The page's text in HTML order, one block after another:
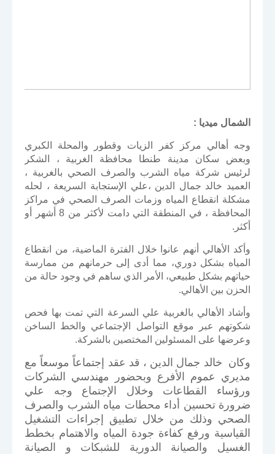
الشمال ميديا :
وجه أهالي مركز كفر الزيات وقطور والمحلة الكبري
وبعض سكان مدينة طنطا محافظة الغربية ، الشكر
لرئيس شركة مياه الشرب والصرف الصحي بالغربية ،
العميد خالد جمال الدين ،علي الإستجابة السريعة ، لحله
مشكلة انقطاع المياه وزمات الصرف الصحي في مراكز
المحافظة ، في المنطقة التي دامت لأكثر من 8 أشهر أو
أكثر.
وأكد الأهالي أنهم عانوا خلال الفترة الماضية، من انقطاع
المياه بشكل دوري، مما أدى إلى حرمانهم من ممارسة
حياتهم بشكل طبيعي، الأمر الذي ساهم في وجود حالة من
الحزن بين الأهالي.
وأشاد الأهالي بالغربية علي السرعة التي تمت بها فحص
شكوتهم عبر موقع التواصل الإجتماعي والخط الساخن
وعرضها على المسئولين المختصين بالشركة.
وكان خالد جمال الدين ، قد عقد إجتماعاً موسعاً مع
مديري عموم الأفرع وبحضور مهندسي الشركات
ورؤساء القطاعات وخلال الإجتماع وجه علي
ضرورة تحسين أداء محطات مياه الشرب والصرف
الصحي وذلك من خلال تطبيق إجراءات التشغيل
القياسية ورفع كفاءة جودة المياه والاهتمام بخطط
الغسيل والصيانة الدورية للشبكات و الصيانة